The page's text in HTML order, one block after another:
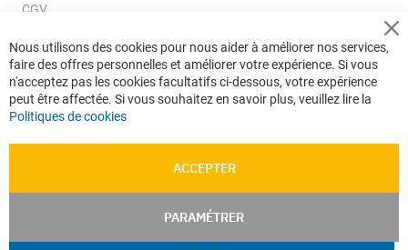
CGV
Données personnelles
Confidentialité
Plan du site
Nous utilisons des cookies pour nous aider à améliorer nos services,
faire des offres personnelles et améliorer votre expérience. Si vous
n'acceptez pas les cookies facultatifs ci-dessous, votre expérience
peut être affectée. Si vous souhaitez en savoir plus, veuillez lire la
Politiques de cookies
ACCEPTER
PARAMÉTRER